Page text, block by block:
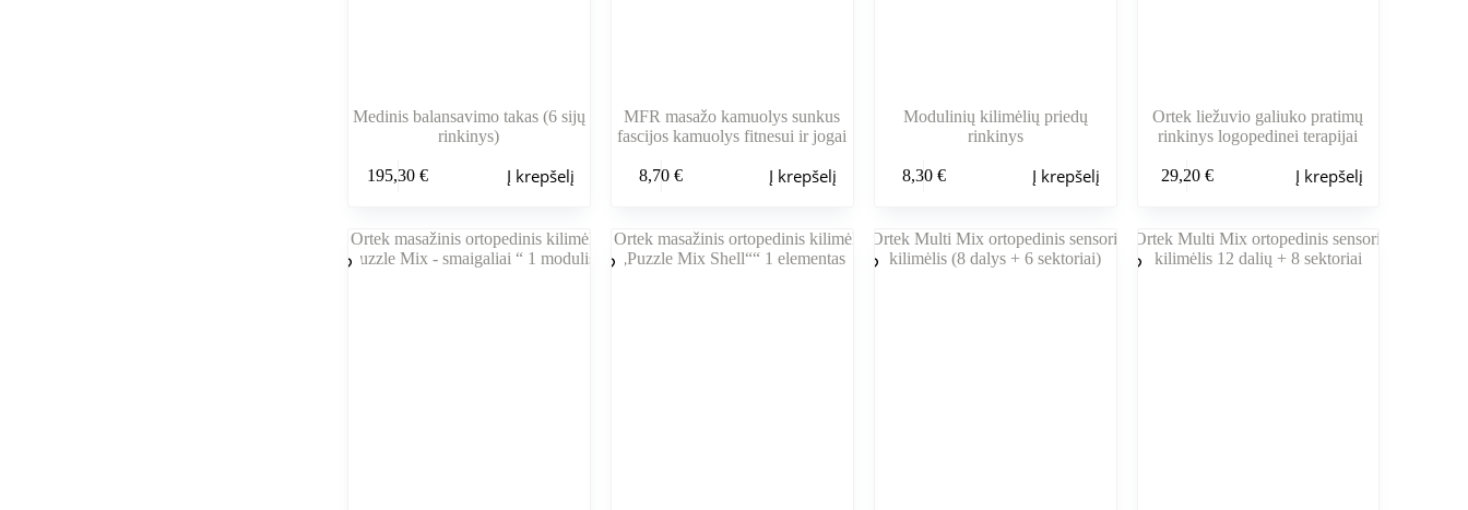
Medinis balansavimo takas (6 sijų
rinkinys)
195,30€ Į krepšelį
MFR masažo kamuolys sunkus
fascijos kamuolys fitnesui ir jogai
8,70 € Į krepšelį
Modulinių kilimėlių priedų
rinkinys
8,30 € Į krepšelį
Ortek liežuvio galiuko pratimų
rinkinys logopedinei terapijai
29,20 € Į krepšelį